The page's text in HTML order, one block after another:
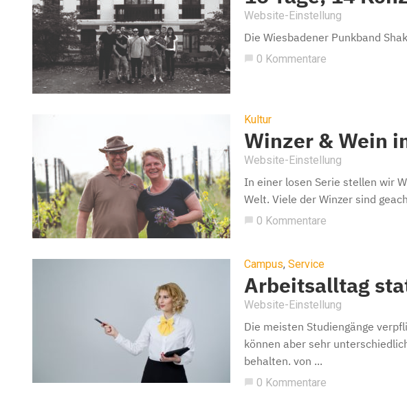
Website-Einstellung
Die Wiesbadener Punkband
chat_bubble 0 Kommentare
Kultur
Winzer & Wein
Website-Einstellung
In einer losen Serie stellen wir
Welt. Viele der Winzer sind
chat_bubble 0 Kommentare
Campus, Service
Arbeitsalltag
Website-Einstellung
Die meisten Studiengänge
können aber sehr
behalten. von ...
chat_bubble 0 Kommentare